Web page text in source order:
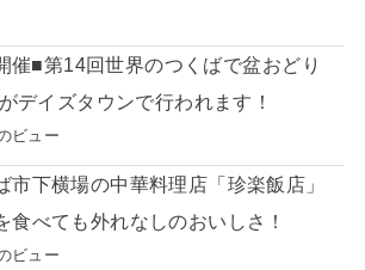
催■第14回世界のつくばで盆おどり
デイズタウンで行われます！
ビュー
市下横場の中華料理店「珍楽飯店」
食べても外れなしのおいしさ！
ビュー